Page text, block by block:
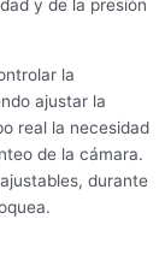
y de la presión
la
ajustar la
real la necesidad
de la cámara.
durante